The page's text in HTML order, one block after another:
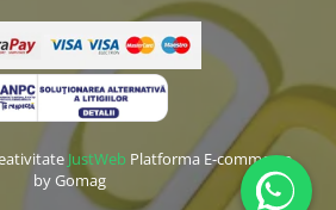
JustWeb Platforma E-commerce
by Gomag